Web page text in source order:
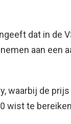
dat in de
aan een
waarbij de prijs
wist te